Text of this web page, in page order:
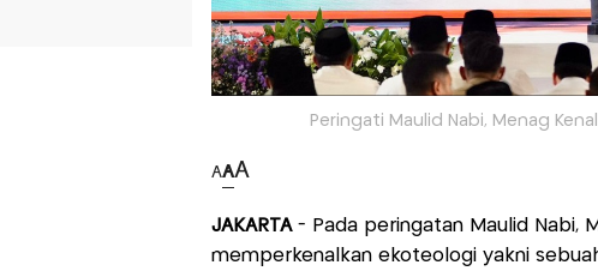
Peringati Maulid Nabi, Menag
AAA
JAKARTA- Pada peringatan Maulid Nabi,
memperkenalkan ekoteologi yakni